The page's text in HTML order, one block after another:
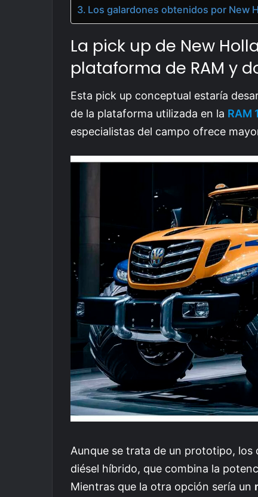
Los galardones obtenidos por New
La pick up de New
plataforma de RAM y
Esta pick up conceptual estaría
de la plataforma utilizada en la RAM
especialistas del campo ofrece
Aunque se trata de un prototipo, los
diésel híbrido, que combina la
Mientras que la otra opción sería un